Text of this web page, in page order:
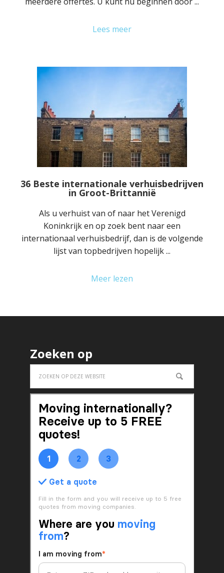
Lees meer
36 Beste internationale verhuisbedrijven
in Groot-Brittannië
Als u verhuist van of naar het Verenigd
Koninkrijk en op zoek bent naar een
internationaal verhuisbedrijf, dan is de volgende
lijst van topbedrijven hopelijk ...
Meer lezen
Zoeken op